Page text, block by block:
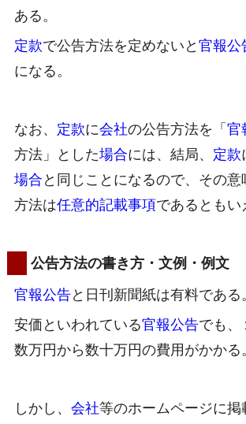
ある。
定款で公告方法を定めないと官報公
になる。
なお、 定款に会社の公告方法を「 官
方法」とした場合には、結局、 定款
場合と同じことになるので、その
方法は任意的記載事項であるともい
公告方法の書き方・文例・例文
官報公告と日刊新聞紙は有料である
安価といわれている官報公告でも、
数万円から数十万円の費用がかかる
しかし、 会社等のホームページに掲